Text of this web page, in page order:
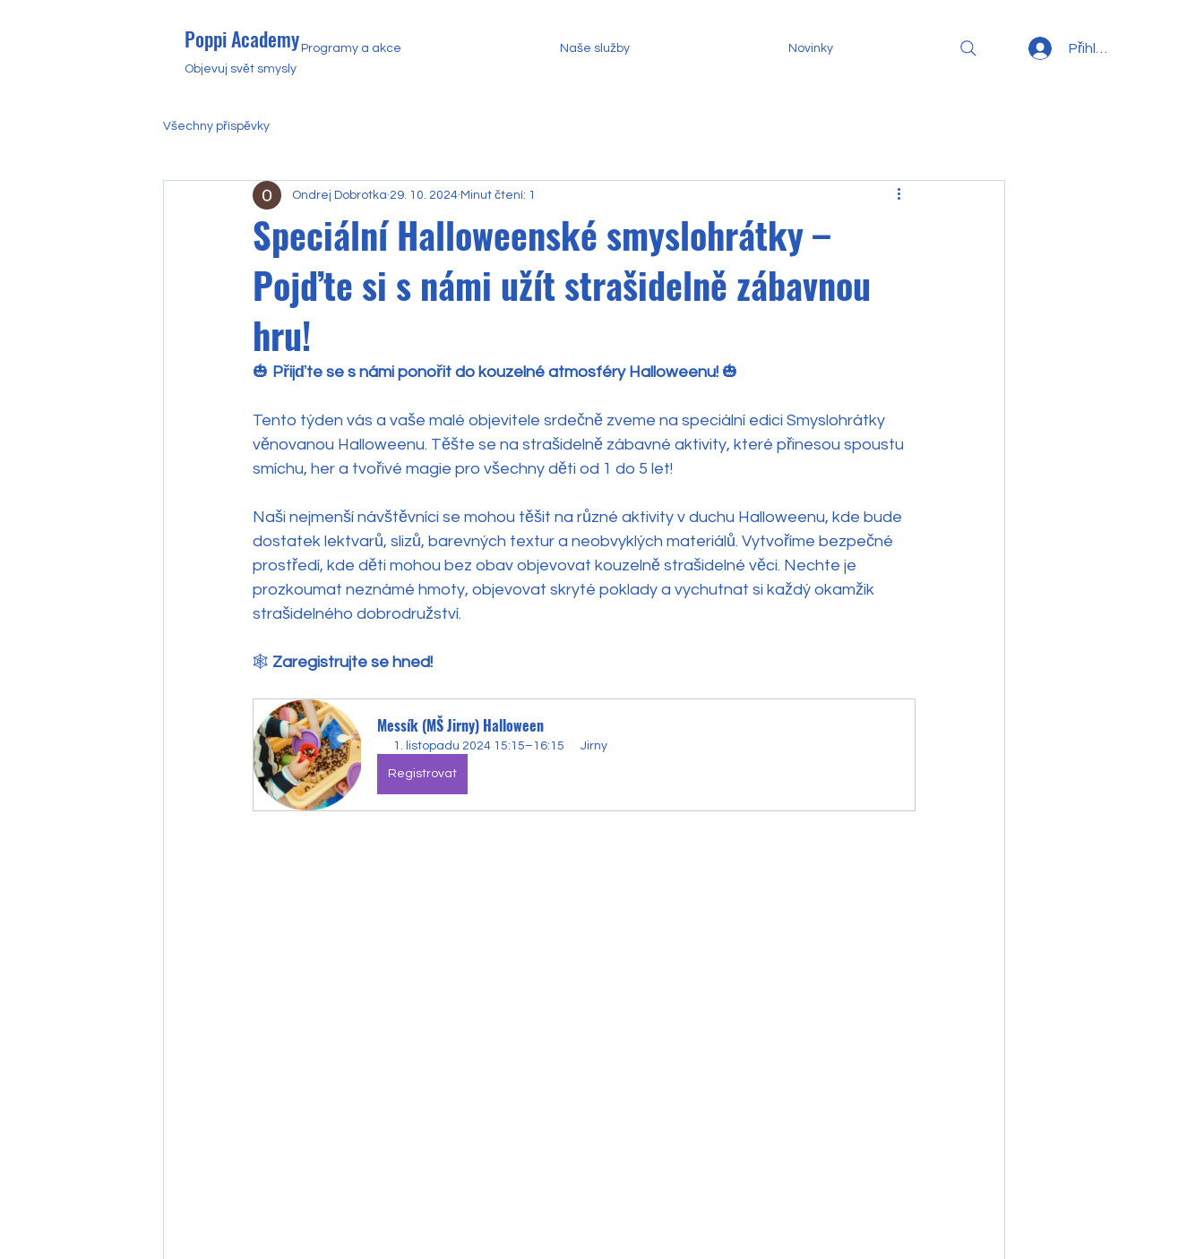
Poppi Academy
Objevuj svět smysly
Programy a akce Naše služby Novinky Přihlásit se
Všechny příspěvky
Speciální Halloweenské smyslohrátky –
Pojďte si s námi užít strašidelně zábavnou
hru!
Ondrej Dobrotka 29. 10. 2024 Minut čtení: 1
🎃 Přijďte se s námi ponořit do kouzelné atmosféry Halloweenu! 🎃
Tento týden vás a vaše malé objevitele srdečně zveme na speciální edici Smyslohrátky
věnovanou Halloweenu. Těšte se na strašidelně zábavné aktivity, které přinesou spoustu
smíchu, her a tvořivé magie pro všechny děti od 1 do 5 let!
Naši nejmenší návštěvníci se mohou těšit na různé aktivity v duchu Halloweenu, kde bude
dostatek lektvarů, slizů, barevných textur a neobvyklých materiálů. Vytvoříme bezpečné
prostředí, kde děti mohou bez obav objevovat kouzelně strašidelné věci. Nechte je
prozkoumat neznámé hmoty, objevovat skryté poklady a vychutnat si každý okamžik
strašidelného dobrodružství.
🕸 Zaregistrujte se hned!
Messík (MŠ Jirny) Halloween
1. listopadu 2024 15:15–16:15 Jirny
Registrovat